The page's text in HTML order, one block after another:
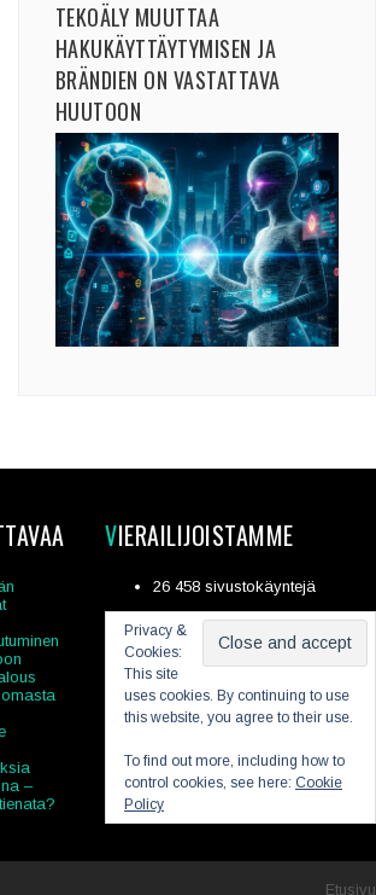
TEKOÄLY MUUTTAA
HAKUKÄYTTÄYTYMISEN JA
BRÄNDIEN ON VASTATTAVA
HUUTOON
–
VIERAILIJOISTAMME
26 458 sivustokäyntejä
Privacy &
Cookies:
This site
uses cookies. By continuing to use
this website, you agree to their use.
To find out more, including how to
control cookies, see here: Cookie
Policy
Etusivu